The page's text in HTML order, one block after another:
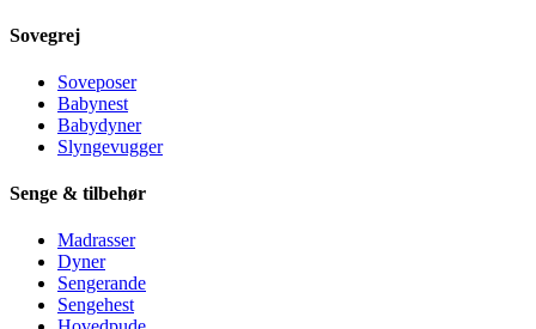
Sovegrej
Soveposer
Babynest
Babydyner
Slyngevugger
Senge & tilbehør
Madrasser
Dyner
Sengerande
Sengehest